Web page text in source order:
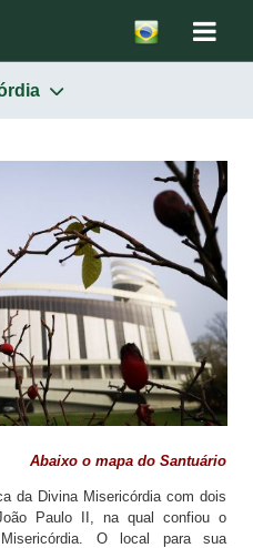
– alojamento, museu
„Faustinum”
e túmulo de Santa
de Santa Faustina
– Húngara
Abaixo o mapa do Santuário
da Divina Misericórdia com dois
Paulo II, na qual confiou o
O local para sua